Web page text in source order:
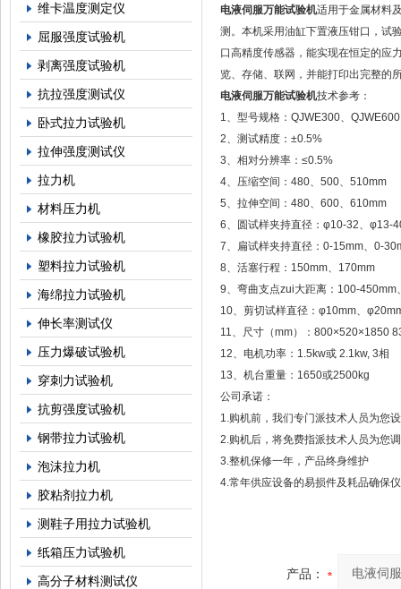
维卡温度测定仪
屈服强度试验机
剥离强度试验机
抗拉强度测试仪
卧式拉力试验机
拉伸强度测试仪
拉力机
材料压力机
橡胶拉力试验机
塑料拉力试验机
海绵拉力试验机
伸长率测试仪
压力爆破试验机
穿刺力试验机
抗剪强度试验机
钢带拉力试验机
泡沫拉力机
胶粘剂拉力机
测鞋子用拉力试验机
纸箱压力试验机
高分子材料测试仪
电液伺服万能试验机适用于金属材料
测。本机采用油缸下置液压钳口，试
口高精度传感器，能实现在恒定的应
览、存储、联网，并能打印出完整的
电液伺服万能试验机技术参考：
1、型号规格：QJWE300、
2、测试精度：±0.5%
3、相对分辨率：≤0.5%
4、压缩空间：480、500、510mm
5、拉伸空间：480、600、610mm
6、圆试样夹持直径：φ10-32、φ13-
7、扁试样夹持直径：0-15mm、0-
8、活塞行程：150mm、170mm
9、弯曲支点zui大距离：100-
10、剪切试样直径：φ10mm、
11、尺寸（mm）：800×520×1850
12、电机功率：1.5kw或 2.1kw, 3相
13、机台重量：1650或2500kg
公司承诺：
1.购机前，我们专门派技术人员为您
2.购机后，将免费指派技术人员为您
3.整机保修一年，产品终身维护
4.常年供应设备的易损件及耗品确保
产品：